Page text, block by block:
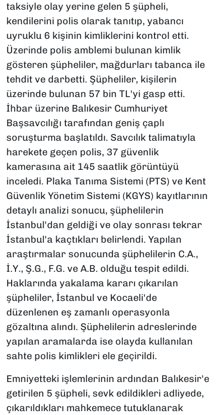
taksiyle olay yerine gelen 5 şüpheli,
kendilerini polis olarak tanıtıp, yabancı
uyruklu 6 kişinin kimliklerini kontrol etti.
Üzerinde polis amblemi bulunan kimlik
gösteren şüpheliler, mağdurları tabanca ile
tehdit ve darbetti. Şüpheliler, kişilerin
üzerinde bulunan 57 bin TL'yi gasp etti.
İhbar üzerine Balıkesir Cumhuriyet
Başsavcılığı tarafından geniş çaplı
soruşturma başlatıldı. Savcılık talimatıyla
harekete geçen polis, 37 güvenlik
kamerasına ait 145 saatlik görüntüyü
inceledi. Plaka Tanıma Sistemi (PTS) ve Kent
Güvenlik Yönetim Sistemi (KGYS) kayıtlarının
detaylı analizi sonucu, şüphelilerin
İstanbul'dan geldiği ve olay sonrası tekrar
İstanbul'a kaçtıkları belirlendi. Yapılan
araştırmalar sonucunda şüphelilerin C.A.,
İ.Y., Ş.G., F.G. ve A.B. olduğu tespit edildi.
Haklarında yakalama kararı çıkarılan
şüpheliler, İstanbul ve Kocaeli'de
düzenlenen eş zamanlı operasyonla
gözaltına alındı. Şüphelilerin adreslerinde
yapılan aramalarda ise olayda kullanılan
sahte polis kimlikleri ele geçirildi.
Emniyetteki işlemlerinin ardından Balıkesir'e
getirilen 5 şüpheli, sevk edildikleri adliyede,
çıkarıldıkları mahkemece tutuklanarak